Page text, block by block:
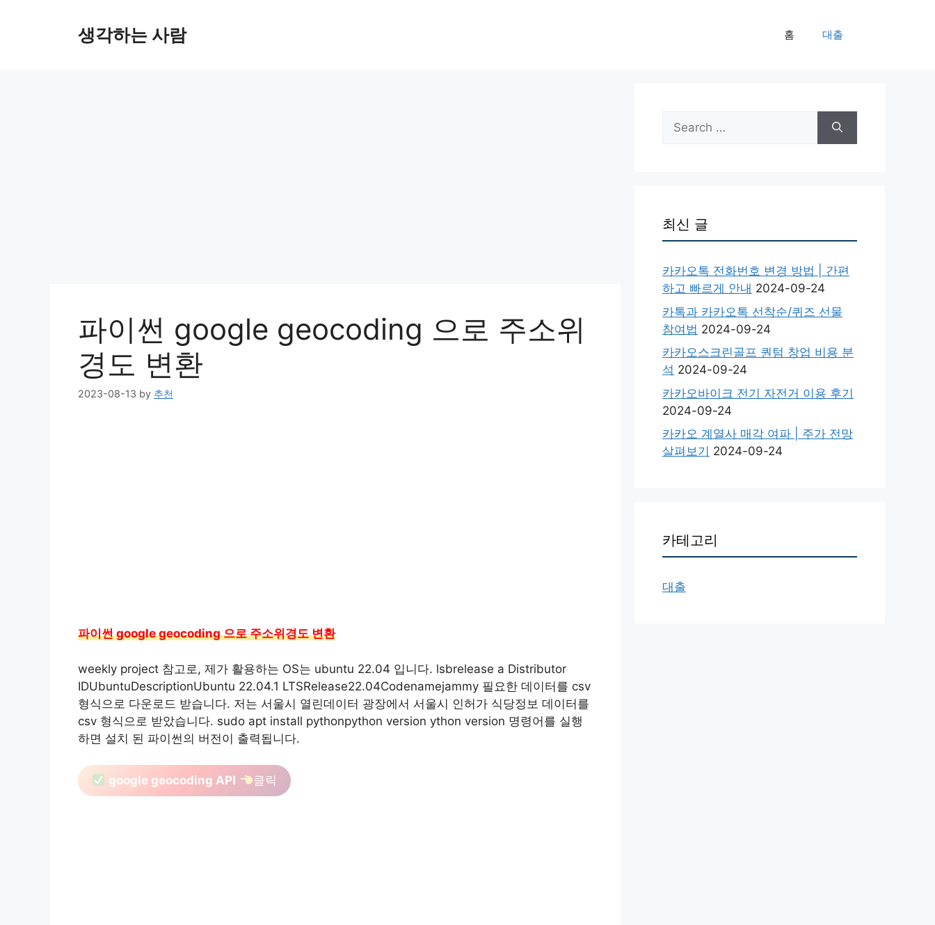
생각하는 사람 홈 대출
파이썬 google geocoding 으로 주소위
경도 변환
2023-08-13 by 추천
파이썬 google geocoding 으로 주소위경도 변환
weekly project 참고로, 제가 활용하는 OS는 ubuntu 22.04 입니다. lsbrelease a Distributor
IDUbuntuDescriptionUbuntu 22.04.1 LTSRelease22.04Codenamejammy 필요한 데이터를 csv
형식으로 다운로드 받습니다. 저는 서울시 열린데이터 광장에서 서울시 인허가 식당정보 데이터를
csv 형식으로 받았습니다. sudo apt install pythonpython version ython version 명령어를 실행
하면 설치 된 파이썬의 버전이 출력됩니다.
google geocoding API 클릭
Search
for:
최신 글
카카오톡 전화번호 변경 방법 | 간편
하고 빠르게 안내 2024-09-24
카톡과 카카오톡 선착순/퀴즈 선물
참여법 2024-09-24
카카오스크린골프 퀀텀 창업 비용 분
석 2024-09-24
카카오바이크 전기 자전거 이용 후기
2024-09-24
카카오 계열사 매각 여파 | 주가 전망
살펴보기 2024-09-24
카테고리
대출